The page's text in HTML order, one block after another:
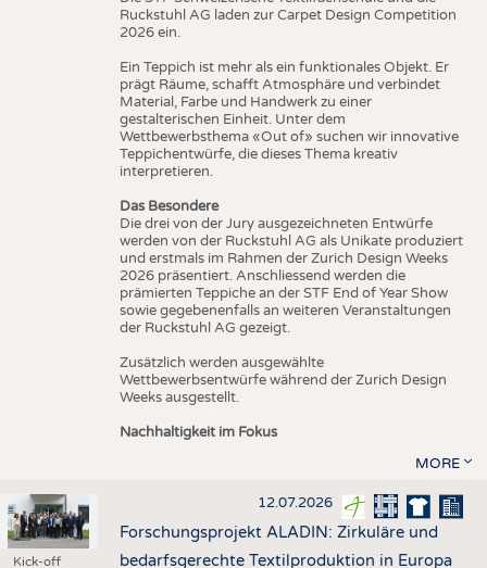
Ruckstuhl AG laden zur Carpet Design Competition
2026 ein.
Ein Teppich ist mehr als ein funktionales Objekt. Er
prägt Räume, schafft Atmosphäre und verbindet
Material, Farbe und Handwerk zu einer
gestalterischen Einheit. Unter dem
Wettbewerbsthema «Out of» suchen wir innovative
Teppichentwürfe, die dieses Thema kreativ
interpretieren.
Das Besondere
Die drei von der Jury ausgezeichneten Entwürfe
werden von der Ruckstuhl AG als Unikate produziert
und erstmals im Rahmen der Zurich Design Weeks
2026 präsentiert. Anschliessend werden die
prämierten Teppiche an der STF End of Year Show
sowie gegebenenfalls an weiteren Veranstaltungen
der Ruckstuhl AG gezeigt.
Zusätzlich werden ausgewählte
Wettbewerbsentwürfe während der Zurich Design
Weeks ausgestellt.
Nachhaltigkeit im Fokus
MORE
Kick-off
12.07.2026
Forschungsprojekt ALADIN: Zirkuläre und
bedarfsgerechte Textilproduktion in Europa